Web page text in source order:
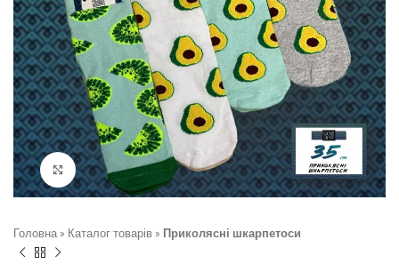
Натисніть, щоб збільшити
Головна » Каталог товарів » Приколясні шкарпетоси